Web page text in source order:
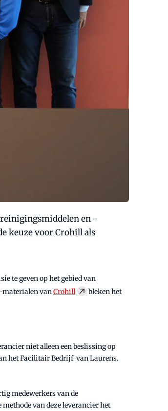
en -
keuze voor Crohill als
te geven op het gebied van
materialen vanCrohill
bleken het
niet alleen een beslissing op
het Facilitair Bedrijf van Laurens.
medewerkers van de
van deze leverancier het